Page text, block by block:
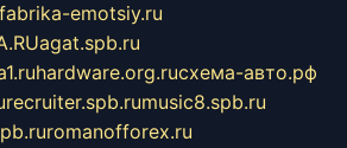
fabrika-emotsiy.ru
agat.spb.ru
hardware.org.ruсхема-авто.рф
recruiter.spb.rumusic8.spb.ru
romanofforex.ru